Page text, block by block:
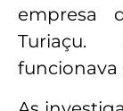
empresa
Turiaçu.
funcionava